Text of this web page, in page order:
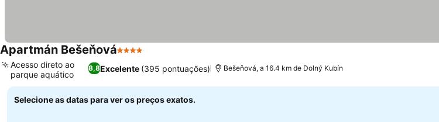
Apartmán Bešeňová4 Estrelas
8,8Excelente (395 pontuações)
Acesso direto ao
parque aquático
Bešeňová, a 16.4 km de Dolný Kubín
Selecione as datas para ver os preços exatos.